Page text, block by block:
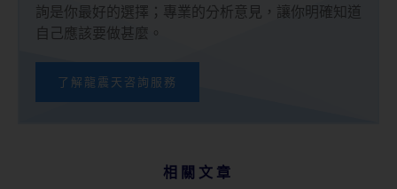
詢是你最好的選擇；專業的分析意見，讓你明確知道
自己應該要做甚麼。
了解龍震天咨詢服務
相關文章